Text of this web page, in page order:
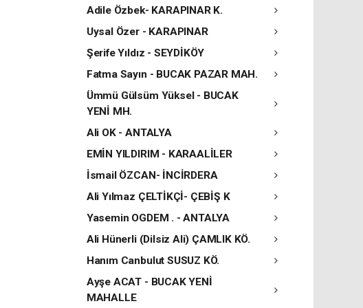
Adile Özbek- KARAPINAR K.
Uysal Özer - KARAPINAR
Şerife Yıldız - SEYDİKÖY
Fatma Sayın - BUCAK PAZAR MAH.
Ümmü Gülsüm Yüksel - BUCAK
YENİ MH.
Ali OK - ANTALYA
EMİN YILDIRIM - KARAALİLER
İsmail ÖZCAN- İNCİRDERA
Ali Yılmaz ÇELTİKÇİ- ÇEBİŞ K
Yasemin OGDEM . - ANTALYA
Ali Hünerli (Dilsiz Ali) ÇAMLIK KÖ.
Hanım Canbulut SUSUZ KÖ.
Ayşe ACAT - BUCAK YENİ
MAHALLE